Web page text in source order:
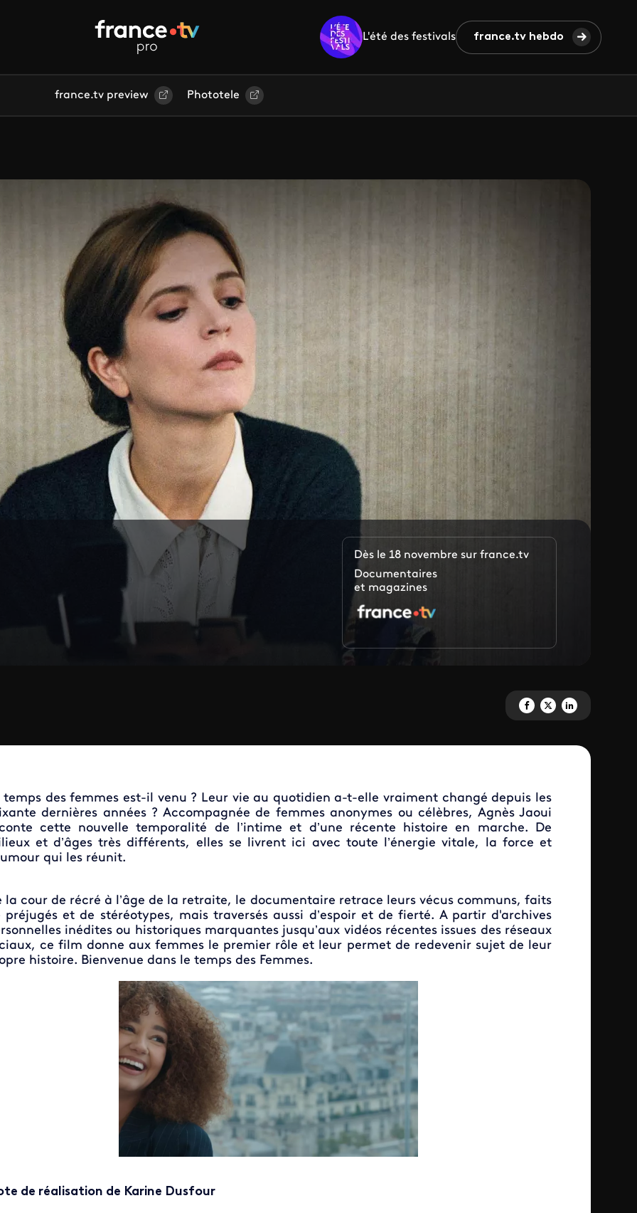
L'été des festivals france.tv hebdo
france.tv preview Phototele
Dès le 18 novembre sur france.tv
Documentaires
et magazines
Partagez 'Le temps des
Partagez 'Le temps des
Partagez 'Le
temps des femmes est-il venu ? Leur vie au quotidien a-t-elle vraiment changé depuis les
dernières années ? Accompagnée de femmes anonymes ou célèbres, Agnès Jaoui
cette nouvelle temporalité de l’intime et d’une récente histoire en marche. De
et d’âges très différents, elles se livrent ici avec toute l’énergie vitale, la force et
qui les réunit.
la cour de récré à l’âge de la retraite, le documentaire retrace leurs vécus communs, faits
préjugés et de stéréotypes, mais traversés aussi d’espoir et de fierté. A partir d'archives
inédites ou historiques marquantes jusqu’aux vidéos récentes issues des réseaux
ce film donne aux femmes le premier rôle et leur permet de redevenir sujet de leur
histoire. Bienvenue dans le temps des Femmes.
de réalisation de Karine Dusfour